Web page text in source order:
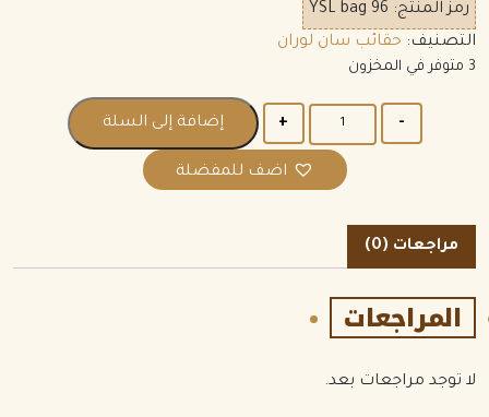
رمز المنتج: YSL bag 96
التصنيف: حقائب سان لوران
3 متوفر في المخزون
إضافة إلى السلة
اضف للمفضلة
مراجعات (0)
المراجعات
لا توجد مراجعات بعد.